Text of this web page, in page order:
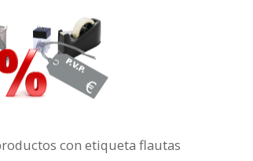
con etiqueta flautas